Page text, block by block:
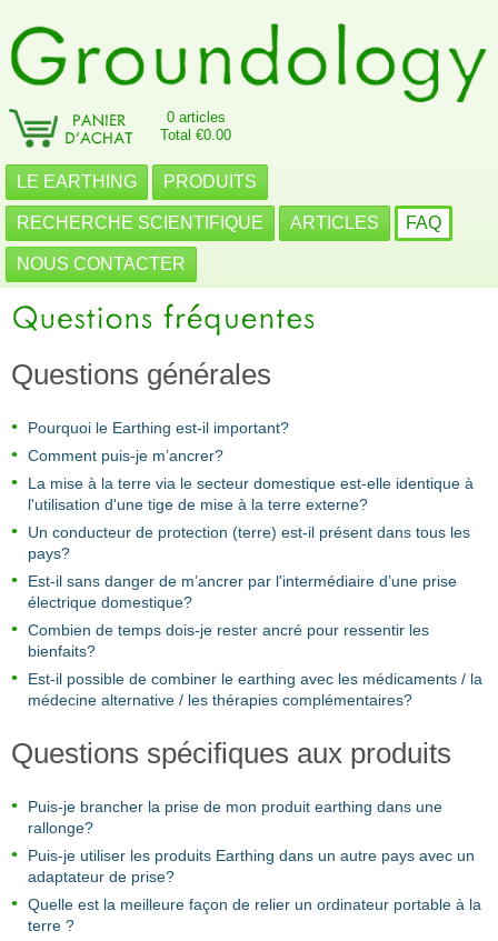
0 articles
Total €0.00
LE EARTHING PRODUITS
RECHERCHE SCIENTIFIQUE ARTICLES FAQ
NOUS CONTACTER
Questions générales
Pourquoi le Earthing est-il important?
Comment puis-je m’ancrer?
La mise à la terre via le secteur domestique est-elle identique à
l'utilisation d'une tige de mise à la terre externe?
Un conducteur de protection (terre) est-il présent dans tous les
pays?
Est-il sans danger de m’ancrer par l'intermédiaire d’une prise
électrique domestique?
Combien de temps dois-je rester ancré pour ressentir les
bienfaits?
Est-il possible de combiner le earthing avec les médicaments / la
médecine alternative / les thérapies complémentaires?
Questions spécifiques aux produits
Puis-je brancher la prise de mon produit earthing dans une
rallonge?
Puis-je utiliser les produits Earthing dans un autre pays avec un
adaptateur de prise?
Quelle est la meilleure façon de relier un ordinateur portable à la
terre ?